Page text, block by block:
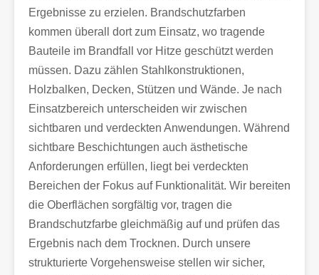
Ergebnisse zu erzielen. Brandschutzfarben
kommen überall dort zum Einsatz, wo tragende
Bauteile im Brandfall vor Hitze geschützt werden
müssen. Dazu zählen Stahlkonstruktionen,
Holzbalken, Decken, Stützen und Wände. Je nach
Einsatzbereich unterscheiden wir zwischen
sichtbaren und verdeckten Anwendungen. Während
sichtbare Beschichtungen auch ästhetische
Anforderungen erfüllen, liegt bei verdeckten
Bereichen der Fokus auf Funktionalität. Wir bereiten
die Oberflächen sorgfältig vor, tragen die
Brandschutzfarbe gleichmäßig auf und prüfen das
Ergebnis nach dem Trocknen. Durch unsere
strukturierte Vorgehensweise stellen wir sicher,